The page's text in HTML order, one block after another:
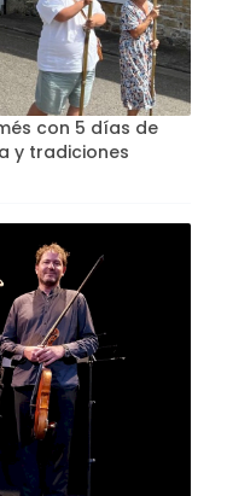
con 5 días de
y tradiciones